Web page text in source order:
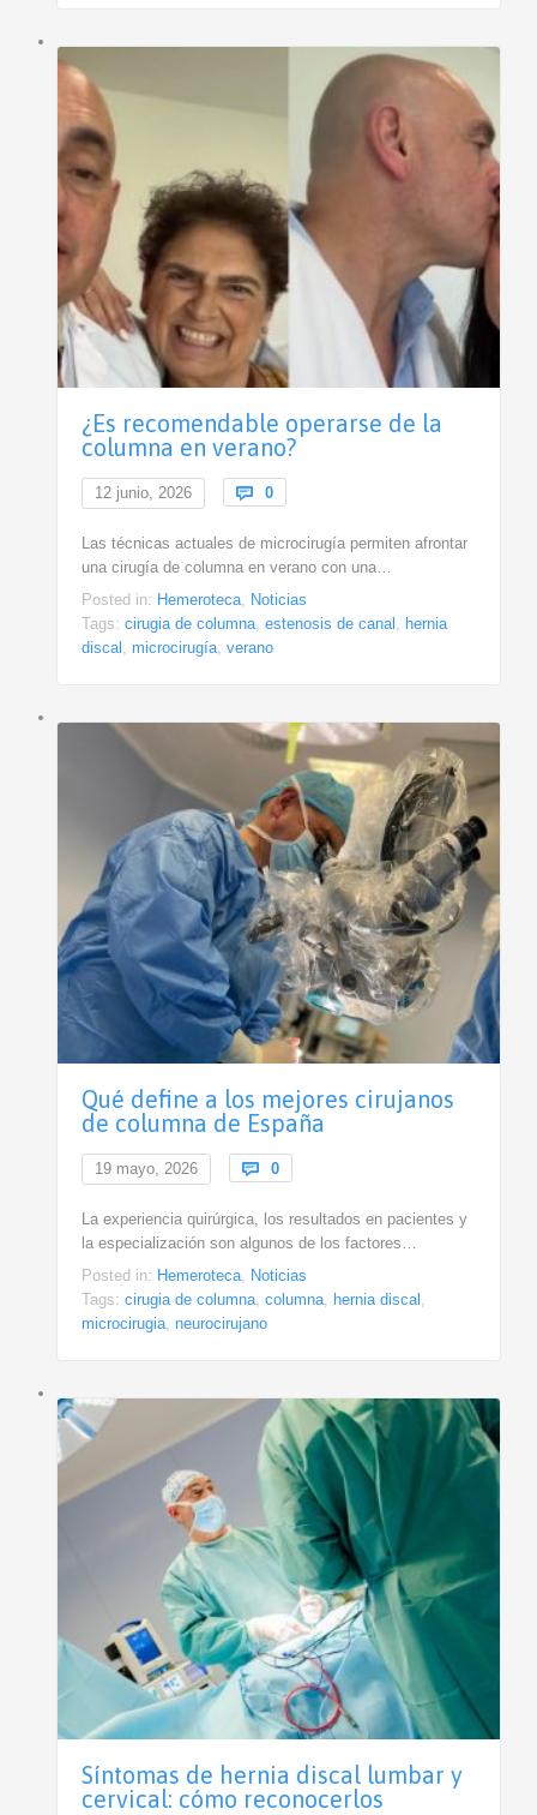
¿Es recomendable operarse de la
columna en verano?
12 junio, 2026  0Comments
Las técnicas actuales de microcirugía permiten afrontar
una cirugía de columna en verano con una…
Posted in: Hemeroteca,
Noticias
Tags: cirugia de columna, estenosis de canal
hernia
discal
microcirugía, verano
Qué define a los mejores cirujanos
de columna de España
19 mayo, 2026  0Comments
La experiencia quirúrgica, los resultados en pacientes y
la especialización son algunos de los factores…
Posted in: Hemeroteca, Noticias
Tags: cirugia de columna, columna, hernia discal
microcirugia, neurocirujano
Síntomas de hernia discal lumbar y
cervical: cómo reconocerlos